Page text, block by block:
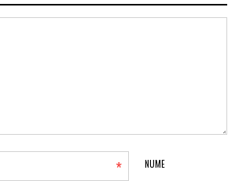
NUME
*